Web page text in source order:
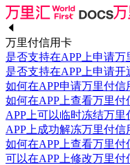
万里付信用卡
是否支持在APP上申请万
是否支持在APP上申请
如何在APP申请万里付信
如何在APP上查看万里付
APP上可以临时冻结万里
APP上成功解冻万里付
如何在APP上查看万里付
可以在APP上修改万里付